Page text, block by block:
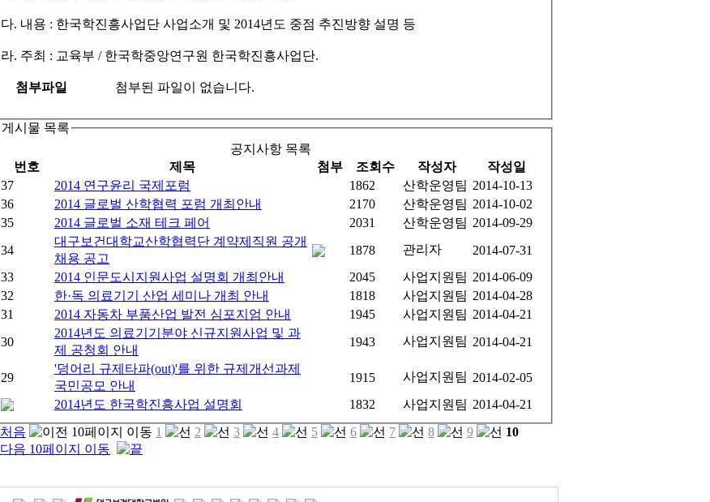
다. 내용 : 한국학진흥사업단 사업소개 및 2014년도 중점 추진방향 설명 등
라. 주최 : 교육부 / 한국학중앙연구원 한국학진흥사업단.
첨부파일 첨부된 파일이 없습니다.
게시물 목록
공지사항 목록
번호
제목 첨부 조회수 작성자
작성일
37
2014 연구윤리 국제포럼 1862 산학운영팀 2014-10-13
36
2014 글로벌 산학협력 포럼 개최안내 2170 산학운영팀 2014-10-02
35
2014 글로벌 소재 테크 페어 2031 산학운영팀 2014-09-29
34
대구보건대학교산학협력단 계약제직원 공개
채용 공고
1878 관리자
2014-07-31
33
2014 인문도시지원사업 설명회 개최안내 2045 사업지원팀 2014-06-09
32
한·독 의료기기 산업 세미나 개최 안내 1818 사업지원팀 2014-04-28
31
2014 자동차 부품산업 발전 심포지엄 안내 1945 사업지원팀 2014-04-21
30
2014년도 의료기기분야 신규지원사업 및 과
제 공청회 안내
1943 사업지원팀 2014-04-21
29
'덩어리 규제타파(out)'를 위한 규제개선과제
국민공모 안내
1915 사업지원팀 2014-02-05
2014년도 한국학진흥사업 설명회
1832 사업지원팀 2014-04-21
1
2 3 4 5 6 7 8 9 10